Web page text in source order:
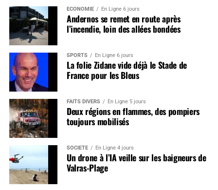
ÉCONOMIE En Ligne 6 jours
Andernos se remet en route après
l’incendie, loin des allées bondées
SPORTS En Ligne 6 jours
La folie Zidane vide déjà le Stade de
France pour les Bleus
FAITS DIVERS En Ligne 5 jours
Deux régions en flammes, des pompiers
toujours mobilisés
SOCIÉTÉ En Ligne 4 jours
Un drone à l’IA veille sur les baigneurs de
Valras-Plage